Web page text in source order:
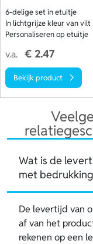
6-delige set in etuitje
In lichtgrijze kleur van vilt
Personaliseren op etuitje
v.a. € 2.47
Bekijk product
Wat is de
met
De levertijd van
af van het
rekenen op een